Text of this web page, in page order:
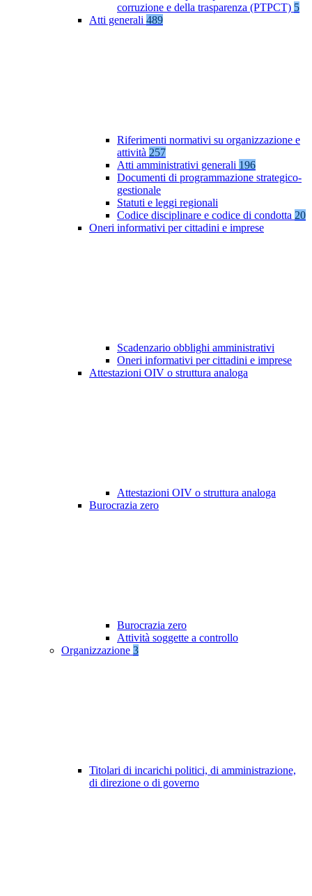
corruzione e della trasparenza (PTPCT) 5
Atti generali 489
Riferimenti normativi su organizzazione e
attività 257
Atti amministrativi generali 196
Documenti di programmazione strategico-
gestionale
Statuti e leggi regionali
Codice disciplinare e codice di condotta 20
Oneri informativi per cittadini e imprese
Scadenzario obblighi amministrativi
Oneri informativi per cittadini e imprese
Attestazioni OIV o struttura analoga
Attestazioni OIV o struttura analoga
Burocrazia zero
Burocrazia zero
Attività soggette a controllo
Organizzazione 3
Titolari di incarichi politici, di amministrazione,
di direzione o di governo